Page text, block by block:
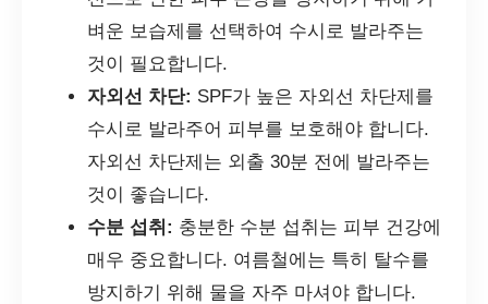
벼운 보습제를 선택하여 수시로 발라주는
것이 필요합니다.
자외선 차단: SPF가 높은 자외선 차단제를
수시로 발라주어 피부를 보호해야 합니다.
자외선 차단제는 외출 30분 전에 발라주는
것이 좋습니다.
수분 섭취: 충분한 수분 섭취는 피부 건강에
매우 중요합니다. 여름철에는 특히 탈수를
방지하기 위해 물을 자주 마셔야 합니다.